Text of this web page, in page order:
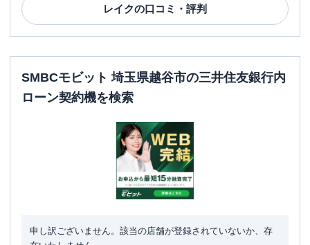
レイクの口コミ・評判
SMBCモビット 埼玉県越谷市の三井住友銀行内
ローン契約機を検索
申し訳ございません。該当の店舗が登録されていないか、存